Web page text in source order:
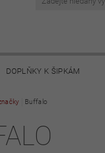
DOPLŇKY K ŠIPKÁM
2025
OCHRANA
Buffalo